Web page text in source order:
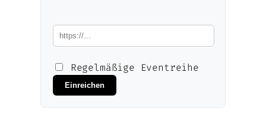
Regelmäßige Eventreihe
Einreichen